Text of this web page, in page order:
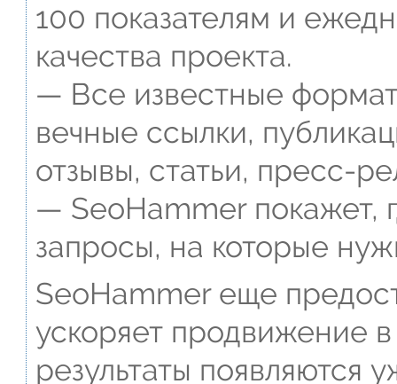
100 показателям и
качества проекта.
— Все известные
вечные ссылки,
отзывы, статьи, пресс-
— SeoHammer покажет,
запросы, на которые
SeoHammer еще
ускоряет продвижение
результаты появляются